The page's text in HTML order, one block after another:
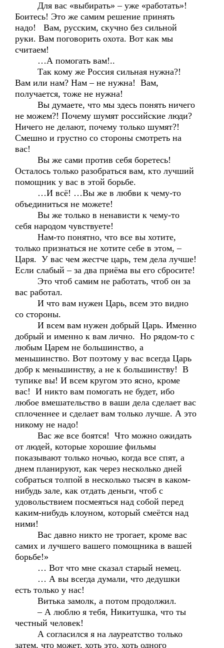
Для вас «выбирать» – уже «работать»!
Боитесь! Это же самим решение принять
надо! Вам, русским, скучно без сильной
руки. Вам поговорить охота. Вот как мы
считаем!
…А помогать вам!..
Так кому же Россия сильная нужна?!
Вам или нам? Нам – не нужна! Вам,
получается, тоже не нужна!
Вы думаете, что мы здесь понять ничего
не можем?! Почему шумят российские люди?
Ничего не делают, почему только шумят?!
Смешно и грустно со стороны смотреть на
вас!
Вы же сами против себя боретесь!
Осталось только разобраться вам, кто лучший
помощник у вас в этой борьбе.
…И всё! …Вы же в любви к чему-то
объединиться не можете!
Вы же только в ненависти к чему-то
себя народом чувствуете!
Нам-то понятно, что все вы хотите,
только признаться не хотите себе в этом, –
Царя. У вас чем жестче царь, тем дела лучше!
Если слабый – за два приёма вы его сбросите!
Это чтоб самим не работать, чтоб он за
вас работал.
И что вам нужен Царь, всем это видно
со стороны.
И всем вам нужен добрый Царь. Именно
добрый и именно к вам лично. Но рядом-то с
любым Царем не большинство, а
меньшинство. Вот поэтому у вас всегда Царь
добр к меньшинству, а не к большинству! В
тупике вы! И всем кругом это ясно, кроме
вас! И никто вам помогать не будет, ибо
любое вмешательство в ваши дела сделает вас
сплоченнее и сделает вам только лучше. А это
никому не надо!
Вас же все боятся! Что можно ожидать
от людей, которые хорошие фильмы
показывают только ночью, когда все спят, а
днем планируют, как через несколько дней
собраться толпой в несколько тысяч в каком-
нибудь зале, как отдать деньги, чтоб с
удовольствием посмеяться над собой перед
каким-нибудь клоуном, который смеётся над
ними!
Вас давно никто не трогает, кроме вас
самих и лучшего вашего помощника в вашей
борьбе!»
… Вот что мне сказал старый немец.
… А вы всегда думали, что дедушки
есть только у нас!
Витька замолк, а потом продолжил.
– А люблю я тебя, Никитушка, что ты
честный человек!
А согласился я на лауреатство только
затем, что может, хоть это, хоть одного